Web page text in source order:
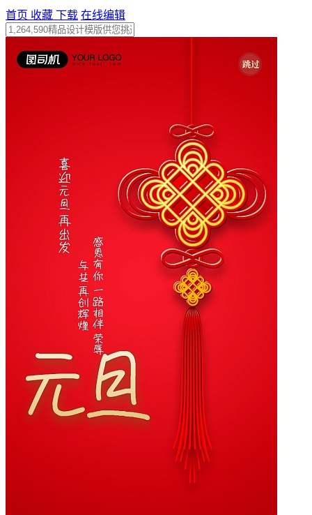
首页 收藏 下载 在线编辑